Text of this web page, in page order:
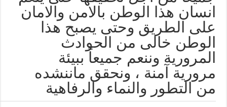
هذا الوطن بالامن والامان
الطريق وحتى يصبح هذا
خالى من الحوادث
وننعم جميعاً ببيئة
آمنة ، ونحقق ماننشده
التطور والنماء والرفاهية